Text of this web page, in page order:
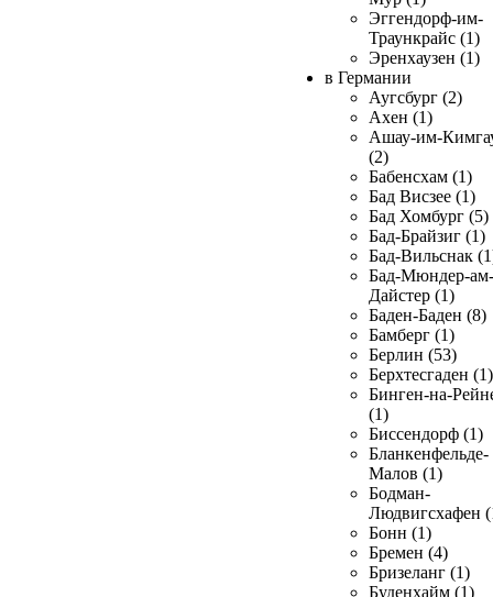
Эггендорф-им-
Траункрайс (1)
Эренхаузен (1)
в Германии
Аугсбург (2)
Ахен (1)
Ашау-им-
(2)
Бабенсхам (1)
Бад Висзее (1)
Бад Хомбург (5)
Бад-Брайзиг (1)
Бад-Вильснак
Бад-Мюндер-ам-
Дайстер (1)
Баден-Баден (8)
Бамберг (1)
Берлин (53)
Берхтесгаден (1)
Бинген-на-
(1)
Биссендорф (1)
Бланкенфельде-
Малов (1)
Бодман-
Людвигсхафен
Бонн (1)
Бремен (4)
Бризеланг (1)
Буденхайм (1)